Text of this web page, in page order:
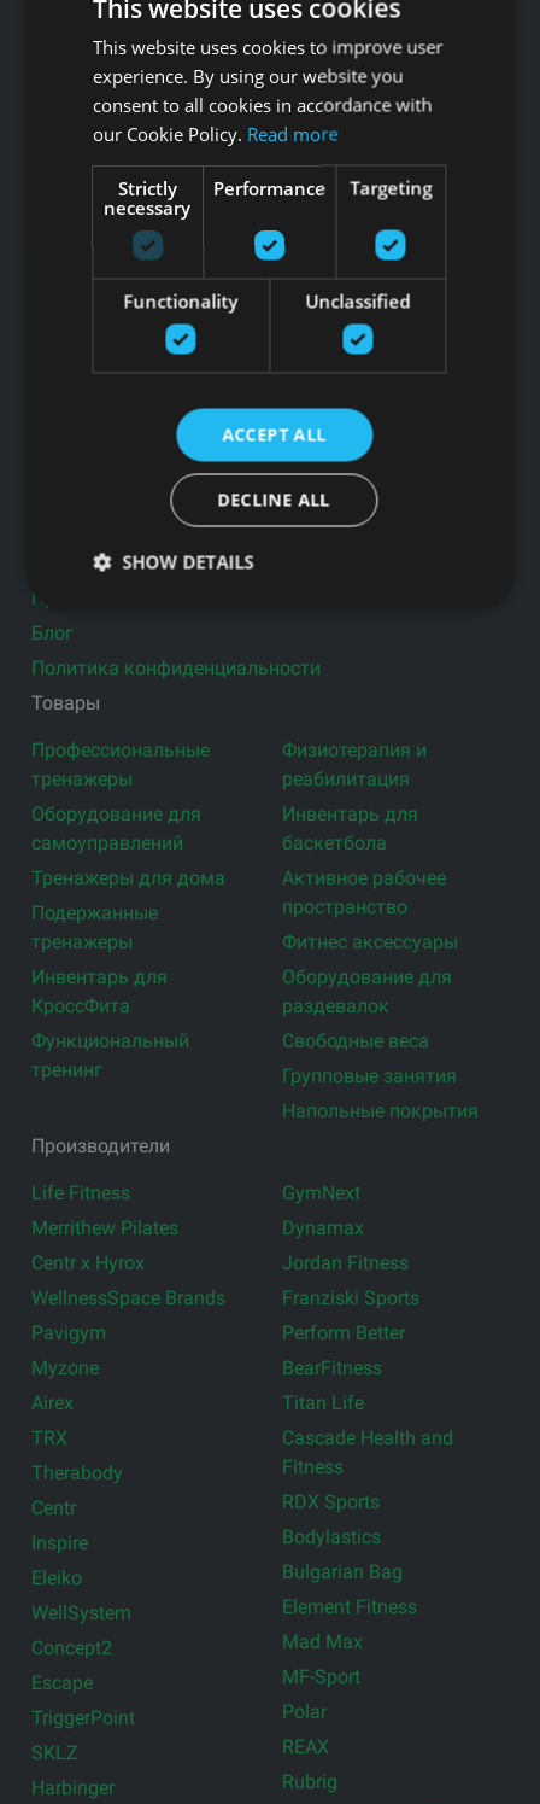
Звоните GFITNESS +371 67 99 40 44
info@gfitness.lv
SIA G Kolizejs
Юридический адрес: Бривибас гатве 439, Рига, LV-1024
LV44103017158
АО SEB banka LV92UNLA0004007467819 , SWIFT: UNLALV2X
НОВОСТИ GFITNESS В ВАШЕЙ ЭЛЕКТРОННОЙ
ПОЧТЕ
Подпишитесь на новости
Производители
Блог
Политика конфиденциальности
Товары
Профессиональные
тренажеры
Оборудование для
самоуправлений
Тренажеры для дома
Подержанные
тренажеры
Инвентарь для
КроссФита
Функциональный
тренинг
Физиотерапия и
реабилитация
Инвентарь для
баскетбола
Активное рабочее
пространство
Фитнес аксессуары
Оборудование для
раздевалок
Свободные веса
Групповые занятия
Напольные покрытия
Производители
Life Fitness
Merrithew Pilates
Centr x Hyrox
WellnessSpace Brands
Pavigym
Myzone
Airex
TRX
Therabody
Centr
Inspire
Eleiko
WellSystem
Concept2
Escape
TriggerPoint
SKLZ
Harbinger
GymNext
Dynamax
Jordan Fitness
Franziski Sports
Perform Better
BearFitness
Titan Life
Cascade Health and
Fitness
RDX Sports
Bodylastics
Bulgarian Bag
Element Fitness
Mad Max
MF-Sport
Polar
REAX
Rubrig
This website uses cookies
This website uses cookies to improve user
experience. By using our website you
consent to all cookies in accordance with
our Cookie Policy. Read more
Strictly
necessary
Performance Targeting
Functionality Unclassified
ACCEPT ALL
DECLINE ALL
SHOW DETAILS